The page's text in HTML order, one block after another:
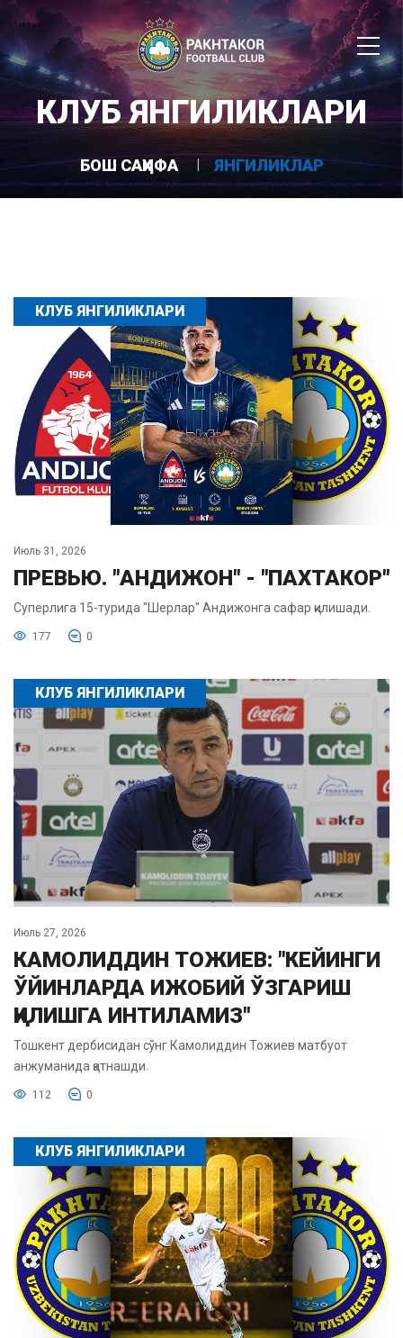
КЛУБ ЯНГИЛИКЛАРИ
БОШ САҲИФА ЯНГИЛИКЛАР
КЛУБ ЯНГИЛИКЛАРИ
Июль 31, 2026
ПРЕВЬЮ. "АНДИЖОН" - "ПАХТАКОР"
Суперлига 15-турида "Шерлар" Андижонга сафар қилишади.
177 0
КЛУБ ЯНГИЛИКЛАРИ
Июль 27, 2026
КАМОЛИДДИН ТОЖИЕВ: "КЕЙИНГИ
ЎЙИНЛАРДА ИЖОБИЙ ЎЗГАРИШ
ҚИЛИШГА ИНТИЛАМИЗ"
Тошкент дербисидан сўнг Камолиддин Тожиев матбуот
анжуманида қатнашди.
112 0
КЛУБ ЯНГИЛИКЛАРИ